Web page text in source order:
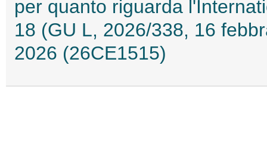
per quanto riguarda
18 (GU L, 2026/338, 16
2026 (26CE1515)